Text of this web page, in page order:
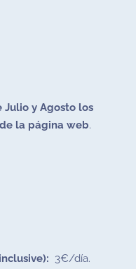
Julio y Agosto los
la página web.
3€/día.